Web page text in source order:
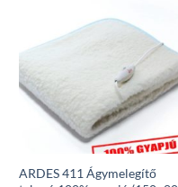
ARDES 411 Ágymelegítő